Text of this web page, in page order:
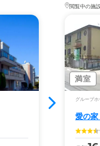
閲覧中の施
満室
グループホ
愛の